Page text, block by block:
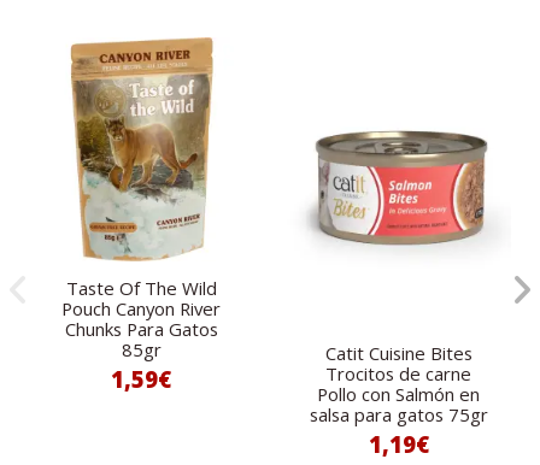
Taste Of The Wild
Pouch Canyon River
Chunks Para Gatos
85gr
1,59€
Catit Cuisine Bites
Trocitos de carne
Pollo con Salmón en
salsa para gatos 75gr
1,19€